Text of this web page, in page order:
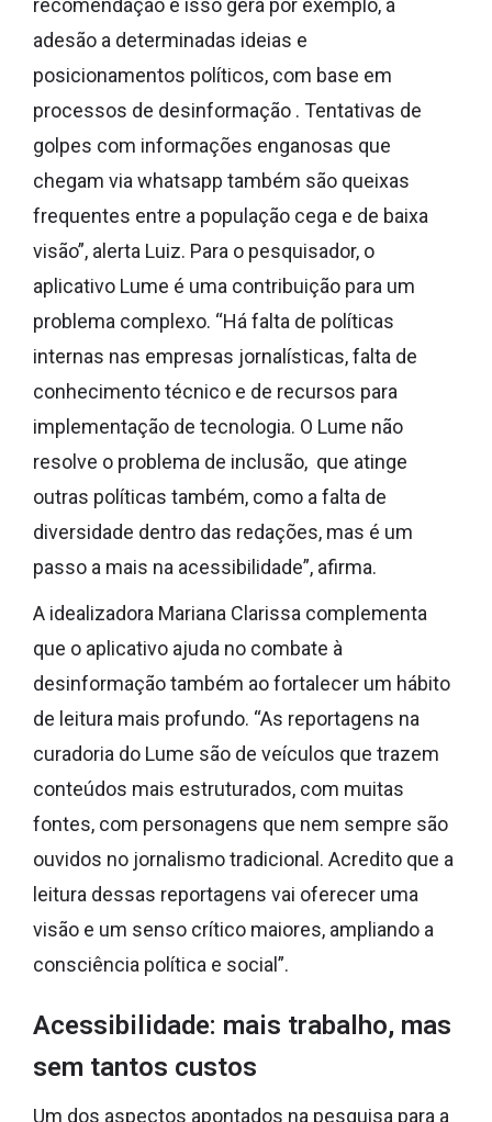
recomendação e isso gera por exemplo, a
adesão a determinadas ideias e
posicionamentos políticos, com base em
processos de desinformação . Tentativas de
golpes com informações enganosas que
chegam via whatsapp também são queixas
frequentes entre a população cega e de baixa
visão”, alerta Luiz. Para o pesquisador, o
aplicativo Lume é uma contribuição para um
problema complexo. “Há falta de políticas
internas nas empresas jornalísticas, falta de
conhecimento técnico e de recursos para
implementação de tecnologia. O Lume não
resolve o problema de inclusão, que atinge
outras políticas também, como a falta de
diversidade dentro das redações, mas é um
passo a mais na acessibilidade”, afirma.
A idealizadora Mariana Clarissa complementa
que o aplicativo ajuda no combate à
desinformação também ao fortalecer um hábito
de leitura mais profundo. “As reportagens na
curadoria do Lume são de veículos que trazem
conteúdos mais estruturados, com muitas
fontes, com personagens que nem sempre são
ouvidos no jornalismo tradicional. Acredito que a
leitura dessas reportagens vai oferecer uma
visão e um senso crítico maiores, ampliando a
consciência política e social”.
Acessibilidade: mais trabalho, mas
sem tantos custos
Um dos aspectos apontados na pesquisa para a